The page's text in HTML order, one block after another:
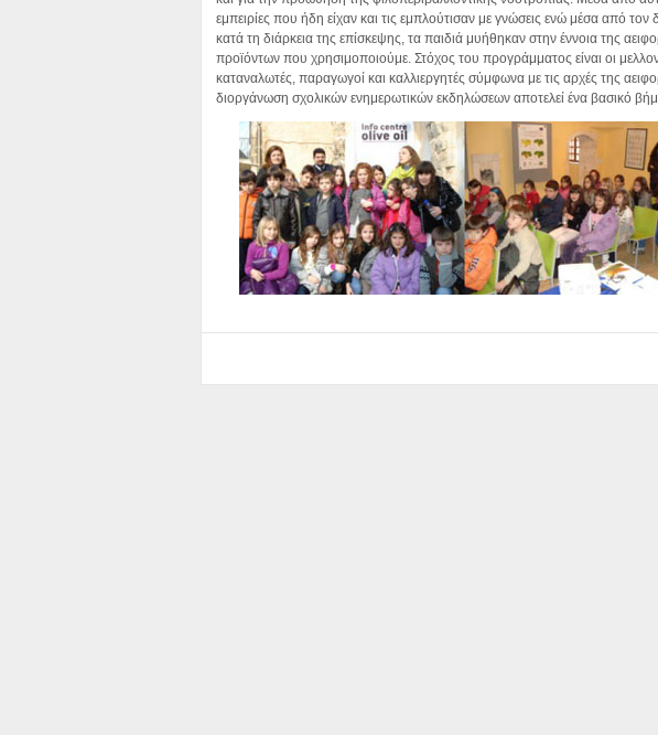
εμπειρίες που ήδη είχαν και τις εμπλούτισαν με γνώσεις ενώ μέσα από τον
κατά τη διάρκεια της επίσκεψης, τα παιδιά μυήθηκαν στην έννοια της
προϊόντων που χρησιμοποιούμε. Στόχος του προγράμματος είναι οι
καταναλωτές, παραγωγοί και καλλιεργητές σύμφωνα με τις αρχές της
διοργάνωση σχολικών ενημερωτικών εκδηλώσεων αποτελεί ένα βασικό